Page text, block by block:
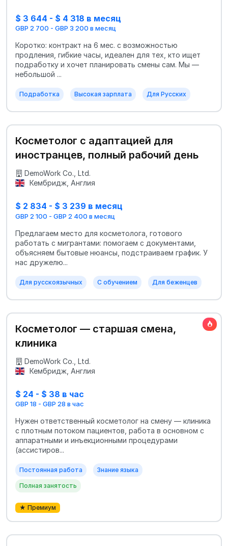
$ 3 644 - $ 4 318 в месяц
GBP 2 700 - GBP 3 200 в месяц
Коротко: контракт на 6 мес. с возможностью
продления, гибкие часы, идеален для тех, кто ищет
подработку и хочет планировать смены сам. Мы —
небольшой ...
Подработка Высокая зарплата Для Русских
Косметолог с адаптацией для
иностранцев, полный рабочий день
DemoWork Co., Ltd.
Кембридж, Англия
$ 2 834 - $ 3 239 в месяц
GBP 2 100 - GBP 2 400 в месяц
Предлагаем место для косметолога, готового
работать с мигрантами: помогаем с документами,
объясняем бытовые нюансы, подстраиваем график. У
нас дружелю...
Для русскоязычных С обучением Для беженцев
Косметолог — старшая смена,
клиника
DemoWork Co., Ltd.
Кембридж, Англия
$ 24 - $ 38 в час
GBP 18 - GBP 28 в час
Нужен ответственный косметолог на смену — клиника
с плотным потоком пациентов, работа в основном с
аппаратными и инъекционными процедурами
(ассистиров...
Постоянная работа Знание языка
Полная занятость
★ Премиум